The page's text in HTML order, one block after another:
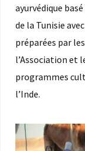
ayurvédique
de la Tunisie
préparées par
l’Association et
programmes
l’Inde.